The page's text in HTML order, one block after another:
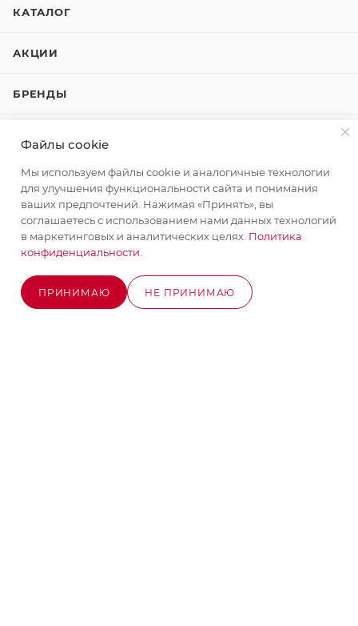
ОЖИДАЕТСЯ ПОСТУПЛЕНИЕ
КАТАЛОГ
АКЦИИ
БРЕНДЫ
КАК КУПИТЬ
КОНТАКТЫ
+7 (495) 580-58-52 ЗАКАЗАТЬ ЗВОНОК
info@stroyx.ru
Файлы cookie
Мы используем файлы cookie и аналогичные технологии
для улучшения функциональности сайта и понимания
ваших предпочтений. Нажимая «Принять», вы
соглашаетесь с использованием нами данных технологий
в маркетинговых и аналитических целях. Политика
конфиденциальности
ПРИНИМАЮ НЕ ПРИНИМАЮ